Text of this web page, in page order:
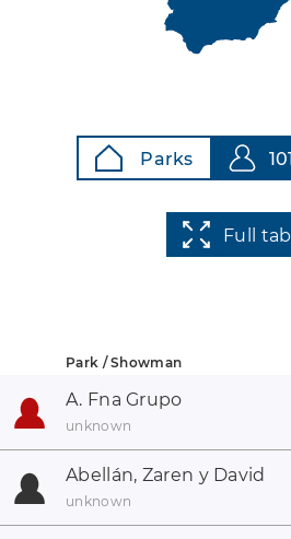
Parks
Full
Park / Showman
A. Fna Grupo
unknown
Abellán, Zaren y David
unknown